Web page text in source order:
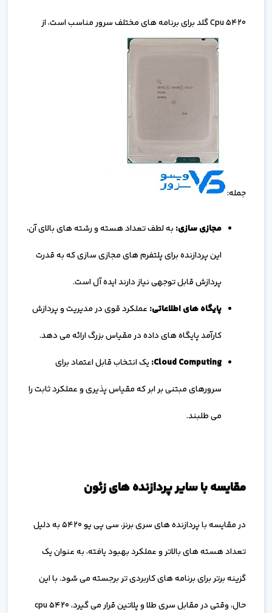
Cpu 5420 گلد برای برنامه های مختلف سرور مناسب است، از
جمله:
مجازی سازی: به لطف تعداد هسته و رشته های بالای آن،
این پردازنده برای پلتفرم های مجازی سازی که به قدرت
پردازش قابل توجهی نیاز دارند ایده آل است.
پایگاه های اطلاعاتی: عملکرد قوی در مدیریت و پردازش
کارآمد پایگاه های داده در مقیاس بزرگ ارائه می دهد.
Cloud Computing
: یک انتخاب قابل اعتماد برای
سرورهای مبتنی بر ابر که مقیاس پذیری و عملکرد ثابت را
می طلبند.
مقایسه با سایر پردازنده های زئون
در مقایسه با پردازنده های سری برنز، سی پی یو 5420 به دلیل
تعداد هسته های بالاتر و عملکرد بهبود یافته، به عنوان یک
گزینه برتر برای برنامه های کاربردی تر برجسته می شود. با این
حال، وقتی در مقابل سری طلا و پلاتین قرار می گیرد، cpu 5420